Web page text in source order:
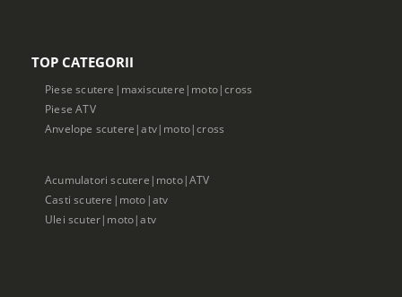
TOP CATEGORII
Piese scutere|maxiscutere|moto|cross
Piese ATV
Anvelope scutere|atv|moto|cross
Acumulatori scutere|moto|ATV
Casti scutere|moto|atv
Ulei scuter|moto|atv